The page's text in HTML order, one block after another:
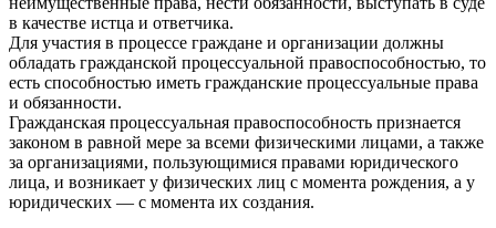
в качестве истца и ответчика.
Для участия в процессе граждане и организации должны
обладать гражданской процессуальной правоспособностью, то
есть способностью иметь гражданские процессуальные права
и обязанности.
Гражданская процессуальная правоспособность признается
законом в равной мере за всеми физическими лицами, а также
за организациями, пользующимися правами юридического
лица, и возникает у физических лиц с момента рождения, а у
юридических — с момента их создания.